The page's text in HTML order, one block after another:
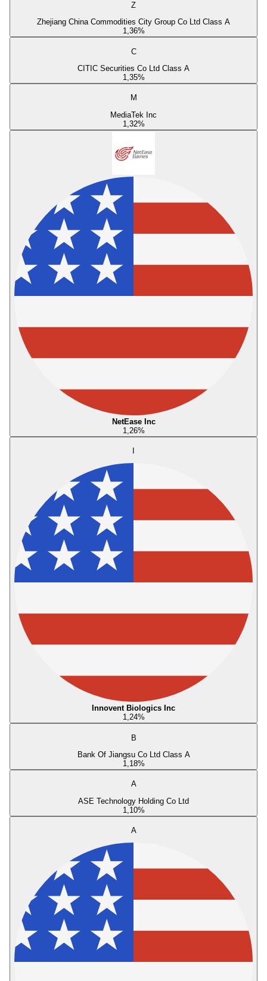
Z
Zhejiang China Commodities City Group Co Ltd Class A
1,36%
C
CITIC Securities Co Ltd Class A
1,35%
M
MediaTek Inc
1,32%
NetEase Inc
1,26%
Innovent Biologics Inc
1,24%
B
Bank Of Jiangsu Co Ltd Class A
1,18%
A
ASE Technology Holding Co Ltd
1,10%
A